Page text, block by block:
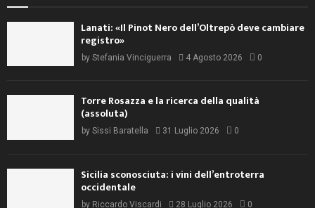
Lanati: «Il Pinot Nero dell’Oltrepò deve cambiare
registro»
by Stefania Vinciguerra 4 Agosto 2026 0
Torre Rosazza e la ricerca della qualità
(assoluta)
by Sissi Baratella 31 Luglio 2026 0
Sicilia sconosciuta: i vini dell’entroterra
occidentale
by Riccardo Viscardi 28 Luglio 2026 0